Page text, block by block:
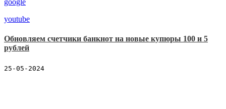
google
youtube
Обновляем счетчики банкнот на новые купюры 100 и 5
рублей
25-05-2024